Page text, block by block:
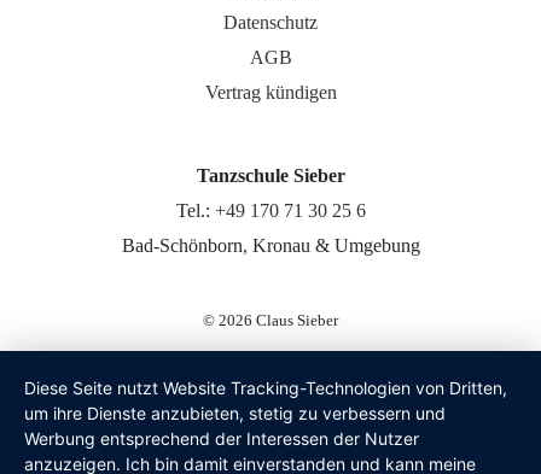
Diese Seite nutzt Website Tracking-Technologien von Dritten,
um ihre Dienste anzubieten, stetig zu verbessern und
Werbung entsprechend der Interessen der Nutzer
anzuzeigen. Ich bin damit einverstanden und kann meine
Datenschutz
AGB
Vertrag kündigen
Tanzschule Sieber
Tel.: +49 170 71 30 25 6
Bad-Schönborn, Kronau & Umgebung
© 2026 Claus Sieber